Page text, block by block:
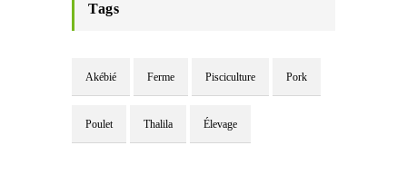
Tags
Akébié Ferme Pisciculture Pork
Poulet Thalila Élevage